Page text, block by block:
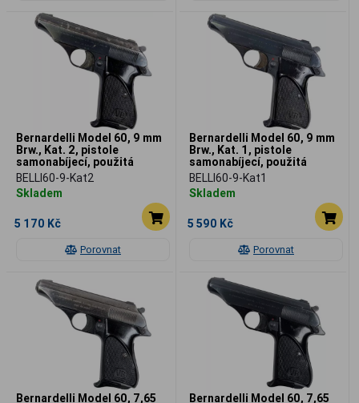
Porovnat
Bernardelli Model 60, 9 mm
Brw., Kat. 2, pistole
samonabíjecí, použitá
BELLI60-9-Kat2
Skladem
5 170 Kč
Porovnat
Bernardelli Model 60, 9 mm
Brw., Kat. 1, pistole
samonabíjecí, použitá
BELLI60-9-Kat1
Skladem
5 590 Kč
Bernardelli Model 60, 7,65
Bernardelli Model 60, 7,65